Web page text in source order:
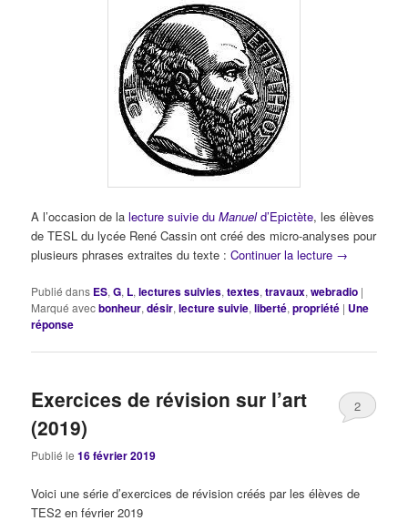
A l’occasion de lalecture suivie duManueld’Epictète, les élèves
de TESL du lycée René Cassin ont créé des micro-analyses pour
plusieurs phrases extraites du texte :Continuer la lecture →
Publié dans ES,G, L,lectures suivies,textes,travaux,webradio |
Marqué avecbonheur,désir,lecture suivie,liberté,propriété | Une
réponse
Exercices de révision sur l’art
(2019)
Publié le16 février 2019
2
Voici une série d’exercices de révision créés par les élèves de
TES2 en février 2019